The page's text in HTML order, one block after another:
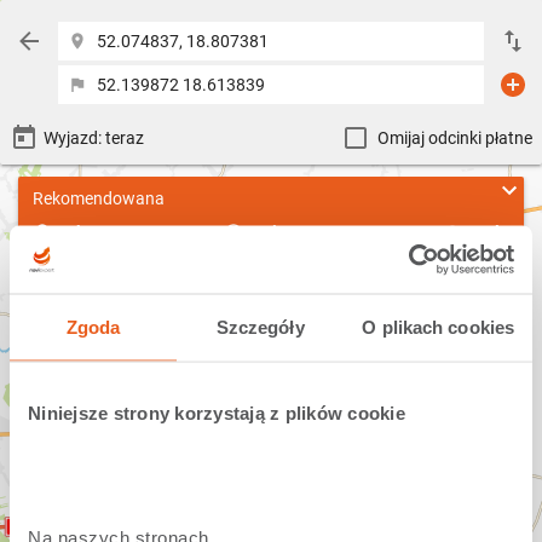
Zgoda Szczegóły O plikach cookies
Niniejsze strony korzystają z plików cookie
Na naszych stronach
52.074837, 18.807381
52.139872 18.613839
Omijaj odcinki płatne
Rekomendowana
15km
8min 15s 1.2 l
Trasa: